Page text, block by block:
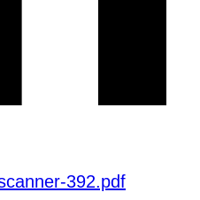
392.pdf